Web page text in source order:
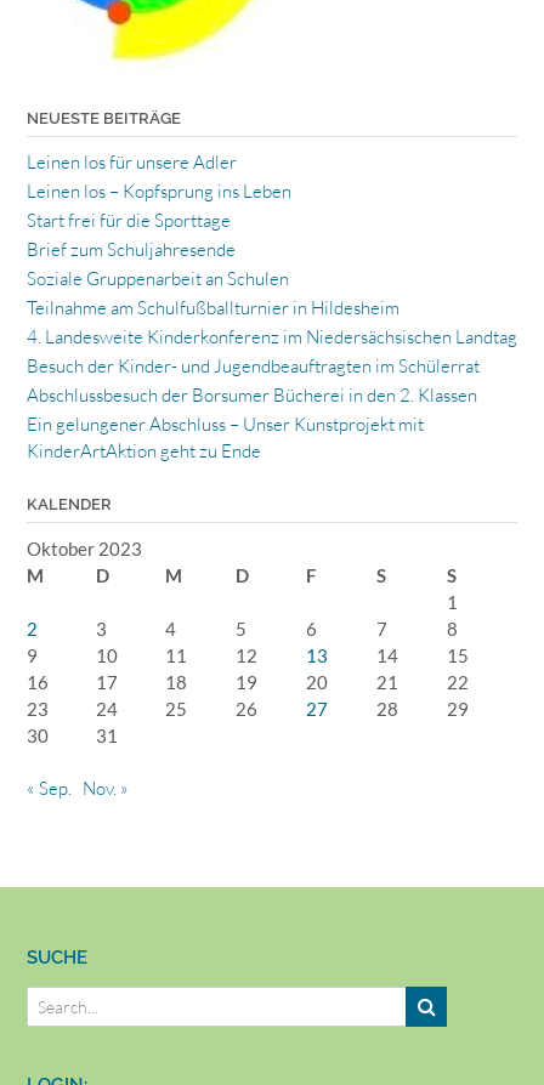
NEUESTE BEITRÄGE
Leinen los für unsere Adler
Leinen los – Kopfsprung ins Leben
Start frei für die Sporttage
Brief zum Schuljahresende
Soziale Gruppenarbeit an Schulen
Teilnahme am Schulfußballturnier in Hildesheim
4. Landesweite Kinderkonferenz im Niedersächsischen Landtag
Besuch der Kinder- und Jugendbeauftragten im Schülerrat
Abschlussbesuch der Borsumer Bücherei in den 2. Klassen
Ein gelungener Abschluss – Unser Kunstprojekt mit
KinderArtAktion geht zu Ende
KALENDER
Oktober 2023
M
D M D F S
S
1
2
3 4 5 6 7
8
9
10 11 12 13 14
15
16
17 18 19 20 21
22
23
24 25 26 27 28
29
30
31
« Sep. Nov. »
SUCHE